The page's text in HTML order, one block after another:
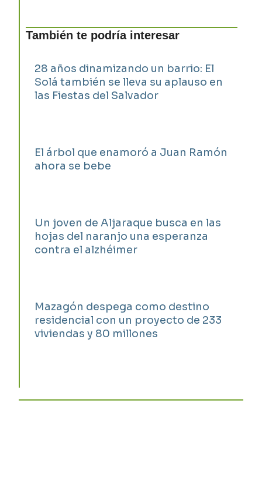
También te podría interesar
28 años dinamizando un barrio: El
Solá también se lleva su aplauso en
las Fiestas del Salvador
El árbol que enamoró a Juan Ramón
ahora se bebe
Un joven de Aljaraque busca en las
hojas del naranjo una esperanza
contra el alzhéimer
Mazagón despega como destino
residencial con un proyecto de 233
viviendas y 80 millones